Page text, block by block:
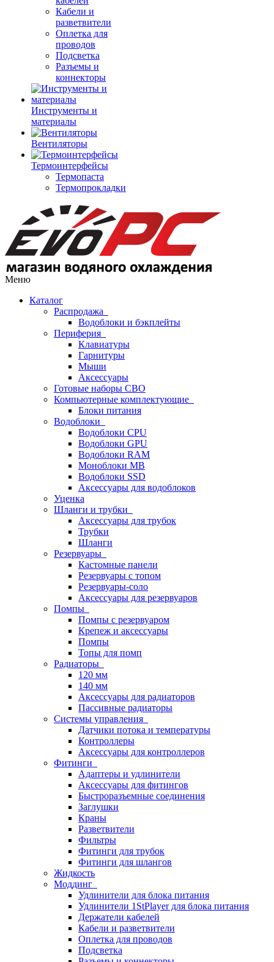
Кабели и
разветвители
Оплетка для
проводов
Подсветка
Разъемы и
коннекторы
Инструменты и
материалы
Вентиляторы
Термоинтерфейсы
Термопаста
Термопрокладки
Меню
Каталог
Распродажа
Водоблоки и бэкплейты
Периферия
Клавиатуры
Гарнитуры
Мыши
Аксессуары
Готовые наборы СВО
Компьютерные комплектующие
Блоки питания
Водоблоки
Водоблоки CPU
Водоблоки GPU
Водоблоки RAM
Моноблоки MB
Водоблоки SSD
Аксессуары для водоблоков
Уценка
Шланги и трубки
Аксессуары для трубок
Трубки
Шланги
Резервуары
Кастомные панели
Резервуары с топом
Резервуары-соло
Аксессуары для резервуаров
Помпы
Помпы с резервуаром
Крепеж и аксессуары
Помпы
Топы для помп
Радиаторы
120 мм
140 мм
Аксессуары для радиаторов
Пассивные радиаторы
Системы управления
Датчики потока и температуры
Контроллеры
Аксессуары для контроллеров
Фитинги
Адаптеры и удлинители
Аксессуары для фитингов
Быстроразъемные соединения
Заглушки
Краны
Разветвители
Фильтры
Фитинги для трубок
Фитинги для шлангов
Жидкость
Моддинг
Удлинители для блока питания
Удлинители 1StPlayer для блока питания
Держатели кабелей
Кабели и разветвители
Оплетка для проводов
Подсветка